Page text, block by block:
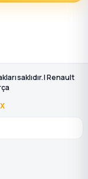
saklıdır. | Renault